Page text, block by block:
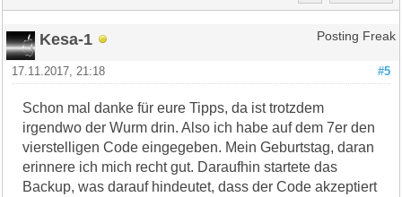
Kesa-1 Posting Freak
#5
17.11.2017, 21:18
Schon mal danke für eure Tipps, da ist trotzdem
irgendwo der Wurm drin. Also ich habe auf dem 7er den
vierstelligen Code eingegeben. Mein Geburtstag, daran
erinnere ich mich recht gut. Daraufhin startete das
Backup, was darauf hindeutet, dass der Code akzeptiert